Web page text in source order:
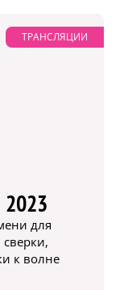
ТРАНСЛЯЦИИ
для
к волне